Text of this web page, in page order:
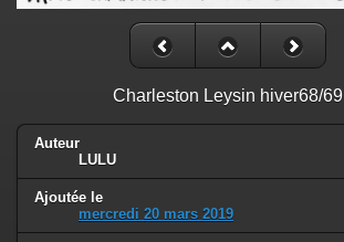
Charleston Leysin hiver68/69
Auteur
LULU
Ajoutée le
mercredi 20 mars 2019